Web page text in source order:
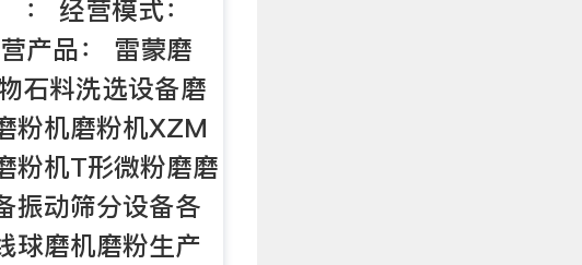
： 经营模式：
产品： 雷蒙磨
石料洗选设备磨
粉机磨粉机XZM
粉机T形微粉磨磨
振动筛分设备各
球磨机磨粉生产